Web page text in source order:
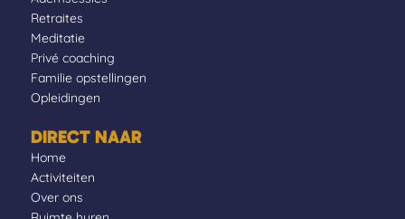
Retraites
Meditatie
Privé coaching
Familie opstellingen
Opleidingen
DIRECT NAAR
Home
Activiteiten
Over ons